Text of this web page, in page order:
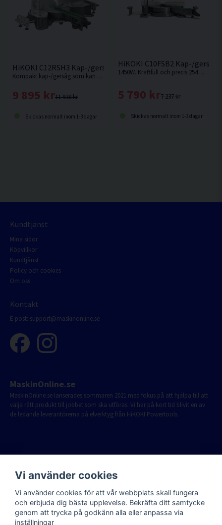
HiKOKI C12RSH3 Kap-/gersåg 305MM (1520W)
Kompakt kap-/gersåg som kan placeras nära vägg. Snabbfäste i framkant för att enkelt låsa sågen i geringsläget och i bakkant för fasningsläget.
11 938 kr
9 895 kr
Skickas normalt inom 1-3 dagar
HiKOKI C10FSB2 Kap-/gersåg
1450W. Kraftfull och precis 254 mm kap-/gersåg med kompakt glidfunktion
7 237 kr
5 790 kr
Skickas normalt inom 1-3 dagar
Kundtjänst
Mina sidor
Köpvillkor
Kundtjänst
Policy och cookies
Om oss
Kontakt
E-post: support@maskinonline.se
MaskinOnline.se
MaskinOnline.se lanserades sommaren 2021 med fokus på att hjälpa till att
välja rätt produkt till jobbet som ska utföras. Vi har på kort tid blivit en av
de ledande leverantörerna på elverktyg från HiKOKI Powertools.
Vi använder cookies
Vi använder cookies för att vår webbplats skall fungera
och erbjuda dig bästa upplevelse. Bekräfta ditt samtycke
genom att trycka på godkänn alla eller anpassa via
inställningar